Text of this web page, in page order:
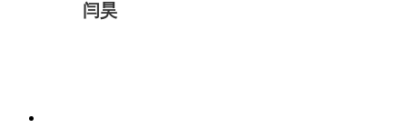
闫昊